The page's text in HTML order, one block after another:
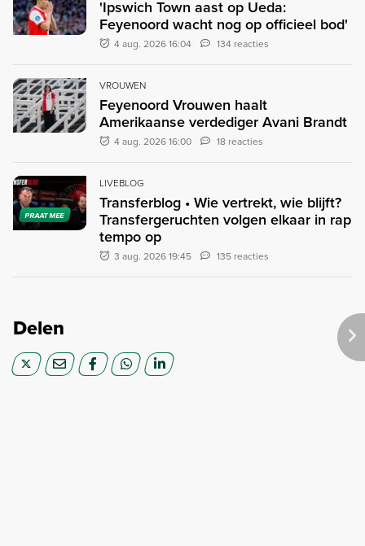
'Ipswich Town aast op Ueda:
Feyenoord wacht nog op officieel bod'
4 aug. 2026 16:04 134 reacties
VROUWEN
Feyenoord Vrouwen haalt
Amerikaanse verdediger Avani Brandt
4 aug. 2026 16:00 18 reacties
PRAAT MEE
LIVEBLOG
Transferblog • Wie vertrekt, wie blijft?
Transfergeruchten volgen elkaar in rap
tempo op
3 aug. 2026 19:45 135 reacties
Delen